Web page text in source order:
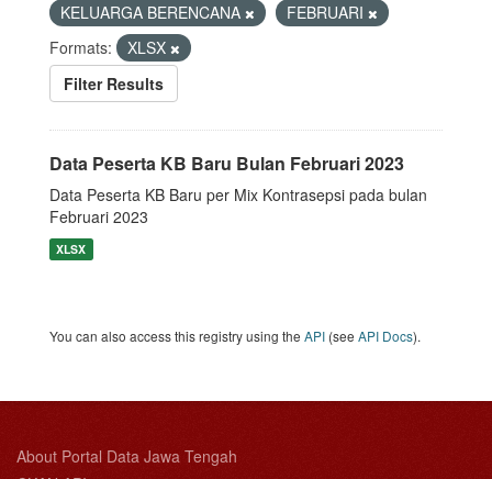
KELUARGA BERENCANA
FEBRUARI
Formats:
XLSX
Filter Results
Data Peserta KB Baru Bulan Februari 2023
Data Peserta KB Baru per Mix Kontrasepsi pada bulan
Februari 2023
XLSX
You can also access this registry using the API (see API Docs).
About Portal Data Jawa Tengah